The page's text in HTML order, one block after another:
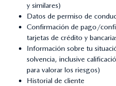
y similares)
Datos de permiso de
Confirmación de pago/
tarjetas de crédito y
Información sobre tu
solvencia, inclusive
para valorar los riesgos)
Historial de cliente